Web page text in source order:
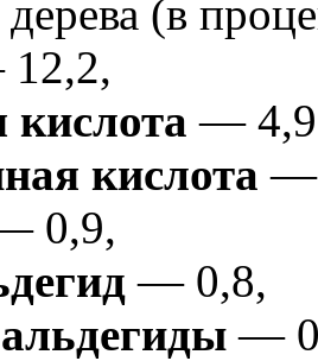
(в
кислота —
кислота —
0,9,
— 0,8,
—